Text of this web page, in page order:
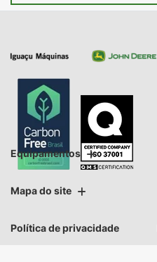
Equipamentos
Mapa do site
Política de privacidade